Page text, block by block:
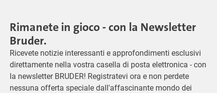
Rimanete in gioco - con la Newsletter
Bruder.
Ricevete notizie interessanti e approfondimenti esclusivi
direttamente nella vostra casella di posta elettronica - con
la newsletter BRUDER! Registratevi ora e non perdete
nessuna offerta speciale dall'affascinante mondo dei